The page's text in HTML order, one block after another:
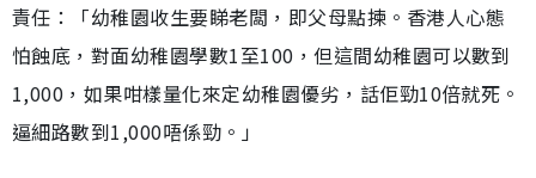
責任：「幼稚園收生要睇老闆，即父母點揀。香港人心態
怕蝕底，對面幼稚園學數1至100，但這間幼稚園可以數到
1,000，如果咁樣量化來定幼稚園優劣，話佢勁10倍就死。
逼細路數到1,000唔係勁。」